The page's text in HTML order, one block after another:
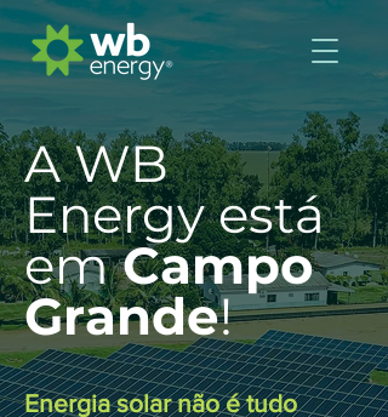
A WB
Energy está
emCampo
Grande!
Energia solar não é tudo